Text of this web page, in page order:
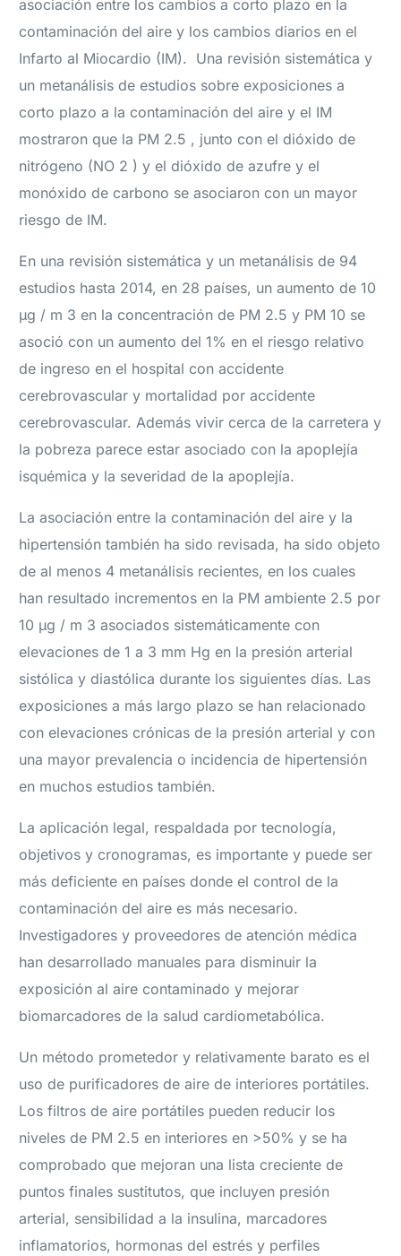
asociación entre los cambios a corto plazo en la
contaminación del aire y los cambios diarios en el
Infarto al Miocardio (IM). Una revisión sistemática y
un metanálisis de estudios sobre exposiciones a
corto plazo a la contaminación del aire y el IM
mostraron que la PM 2.5 , junto con el dióxido de
nitrógeno (NO 2 ) y el dióxido de azufre y el
monóxido de carbono se asociaron con un mayor
riesgo de IM.
En una revisión sistemática y un metanálisis de 94
estudios hasta 2014, en 28 países, un aumento de 10
μg / m 3 en la concentración de PM 2.5 y PM 10 se
asoció con un aumento del 1% en el riesgo relativo
de ingreso en el hospital con accidente
cerebrovascular y mortalidad por accidente
cerebrovascular. Además vivir cerca de la carretera y
la pobreza parece estar asociado con la apoplejía
isquémica y la severidad de la apoplejía.
La asociación entre la contaminación del aire y la
hipertensión también ha sido revisada, ha sido objeto
de al menos 4 metanálisis recientes, en los cuales
han resultado incrementos en la PM ambiente 2.5 por
10 μg / m 3 asociados sistemáticamente con
elevaciones de 1 a 3 mm Hg en la presión arterial
sistólica y diastólica durante los siguientes días. Las
exposiciones a más largo plazo se han relacionado
con elevaciones crónicas de la presión arterial y con
una mayor prevalencia o incidencia de hipertensión
en muchos estudios también.
La aplicación legal, respaldada por tecnología,
objetivos y cronogramas, es importante y puede ser
más deficiente en países donde el control de la
contaminación del aire es más necesario.
Investigadores y proveedores de atención médica
han desarrollado manuales para disminuir la
exposición al aire contaminado y mejorar
biomarcadores de la salud cardiometabólica.
Un método prometedor y relativamente barato es el
uso de purificadores de aire de interiores portátiles.
Los filtros de aire portátiles pueden reducir los
niveles de PM 2.5 en interiores en >50% y se ha
comprobado que mejoran una lista creciente de
puntos finales sustitutos, que incluyen presión
arterial, sensibilidad a la insulina, marcadores
inflamatorios, hormonas del estrés y perfiles